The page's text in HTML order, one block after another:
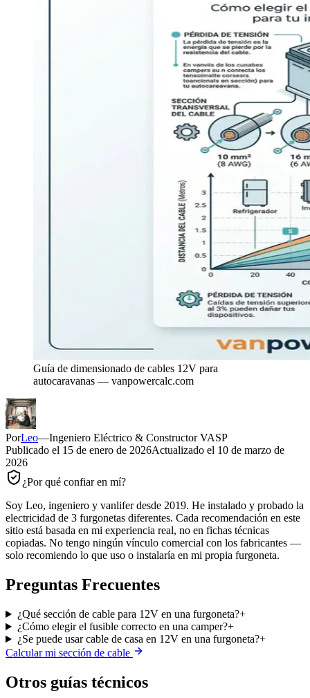
Guía de dimensionado de cables 12V para
autocaravanas — vanpowercalc.com
PorLeo—Ingeniero Eléctrico & Constructor VASP
Publicado el 15 de enero de 2026Actualizado el 10 de marzo de
2026
¿Por qué confiar en mí?
Soy Leo, ingeniero y vanlifer desde 2019. He instalado y probado la
electricidad de 3 furgonetas diferentes. Cada recomendación en este
sitio está basada en mi experiencia real, no en fichas técnicas
copiadas. No tengo ningún vínculo comercial con los fabricantes —
solo recomiendo lo que uso o instalaría en mi propia furgoneta.
Preguntas Frecuentes
¿Qué sección de cable para 12V en una furgoneta?+
¿Cómo elegir el fusible correcto en una camper?+
¿Se puede usar cable de casa en 12V en una furgoneta?+
Calcular mi sección de cable
Otros guías técnicos